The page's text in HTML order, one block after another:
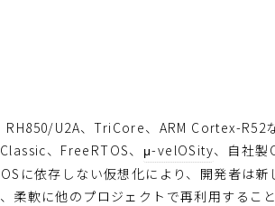
U2A、TriCore、ARM Cortex-R52
、FreeRTOS、 μ-ve lOS ity、自社製
に依存しない仮想化により、開発者は
柔軟に他のプロジェクトで再利用すること